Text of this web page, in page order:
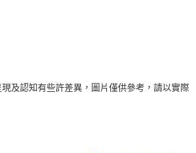
及認知有些許差異，圖片僅供參考，請以實際